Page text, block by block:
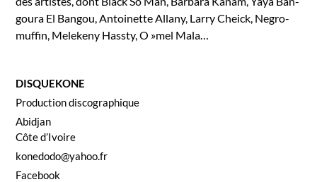
DISQUEKONE
Pro­duc­tion discographique
Abid­jan
Côte d’Ivoire
konedodo@yahoo.fr
Face­book
goura El Ban­gou, Antoinette Allany, Lar­ry Che­ick, Negro­
muf­fin, Meleke­ny Has­sty, O »mel Mala…